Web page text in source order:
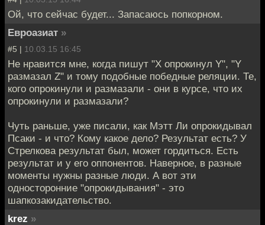
Ой, что сейчас будет... Запасаюсь попкорном.
Евроазиат »
#5 | 10.03.15 16:45
Не нравится мне, когда пишут "Х опрокинул Y", "Y
размазал Z" и тому подобные победные реляции. Те,
кого опрокинули и размазали - они в курсе, что их
опрокинули и размазали?
Чуть раньше, уже писали, как Мэтт Ли опрокидывал
Псаки - и что? Кому какое дело? Результат есть? У
Стрелкова результат был, может гордиться. Есть
результат и у его оппонентов. Наверное, в разные
моменты нужны разные люди. А вот эти
односторонние "опрокидывания" - это
шапкозакидательство.
krez »